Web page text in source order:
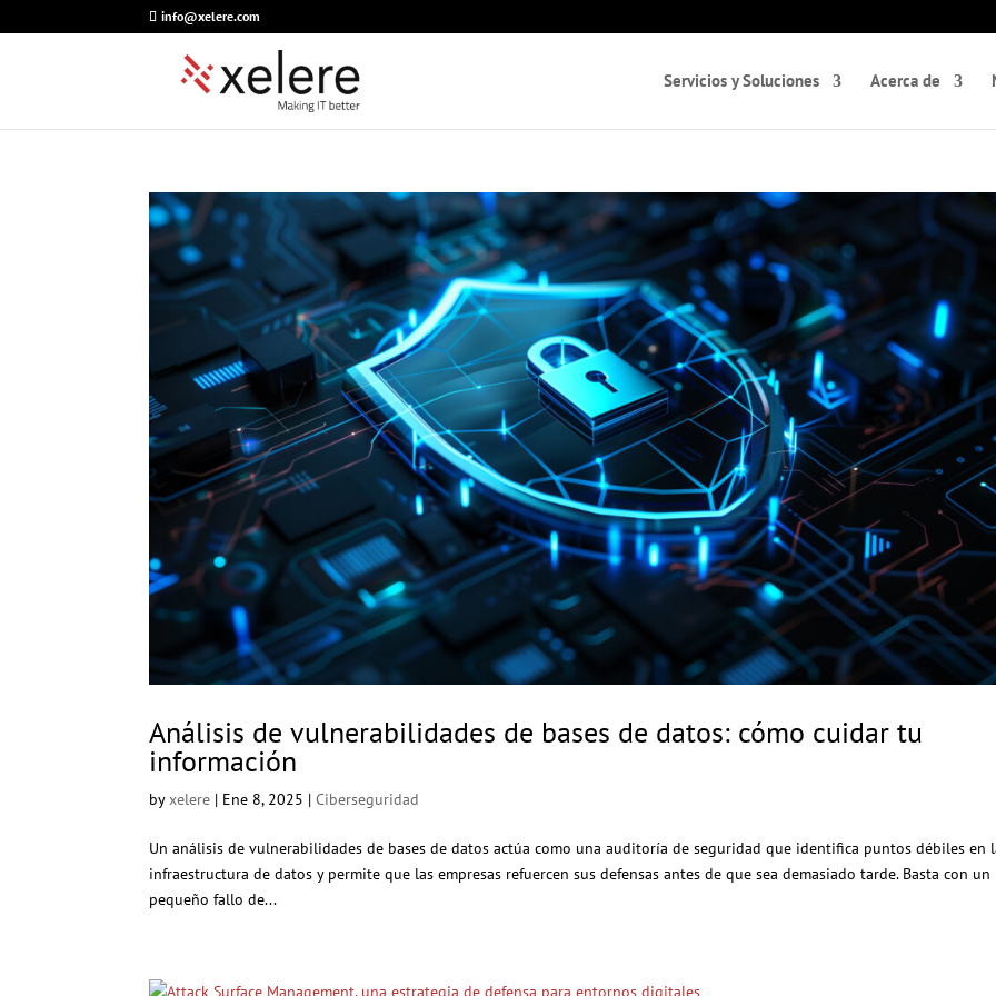
info@xelere.com
Servicios y Soluciones Acerca de
Análisis de vulnerabilidades de bases de datos: cómo cuidar tu
información
byxelere | Ene 8, 2025 |Ciberseguridad
Un análisis de vulnerabilidades de bases de datos actúa como una auditoría de seguridad que identifica puntos débiles en
infraestructura de datos y permite que las empresas refuercen sus defensas antes de que sea demasiado tarde. Basta con un
pequeño fallo de...